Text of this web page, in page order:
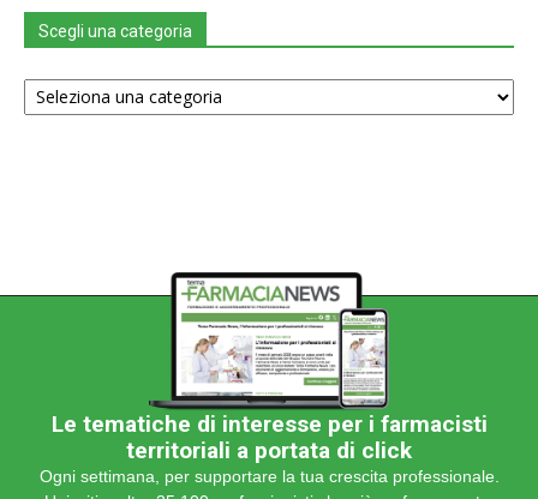
Scegli una categoria
Scegli
una
Le tematiche di interesse per i farmacisti
territoriali a portata di click
Ogni settimana, per supportare la tua crescita professionale.